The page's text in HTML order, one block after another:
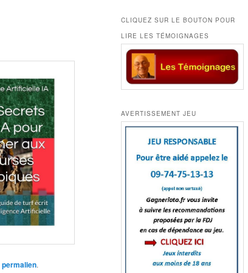
permalien.
CLIQUEZ SUR LE BOUTON POUR
LIRE LES TÉMOIGNAGES
AVERTISSEMENT JEU